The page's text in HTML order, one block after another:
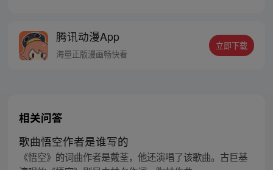
人…六十年后，他再次破石而出，背负着守
护族人的希望和信念打败了妖怪大道的霸
腾讯动漫App
海量正版漫画畅快看
立即下载
相关问答
歌曲悟空作者是谁写的
《悟空》的词曲作者是戴荃，他还演唱了该歌曲。古巨基